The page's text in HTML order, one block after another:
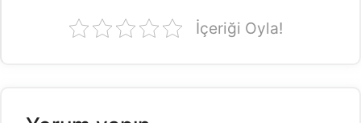
İçeriği Oyla!